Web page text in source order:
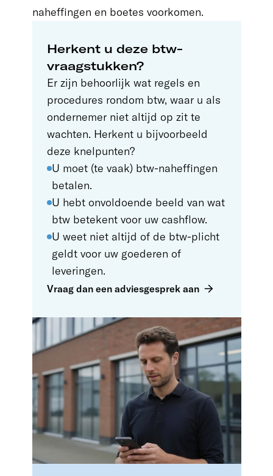
naheffingen en boetes voorkomen.
Herkent u deze btw-
vraagstukken?
Er zijn behoorlijk wat regels en
procedures rondom btw, waar u als
ondernemer niet altijd op zit te
wachten. Herkent u bijvoorbeeld
deze knelpunten?
U moet (te vaak) btw-naheffingen
betalen.
U hebt onvoldoende beeld van wat
btw betekent voor uw cashflow.
U weet niet altijd of de btw-plicht
geldt voor uw goederen of
leveringen.
Vraag dan een adviesgesprek aan